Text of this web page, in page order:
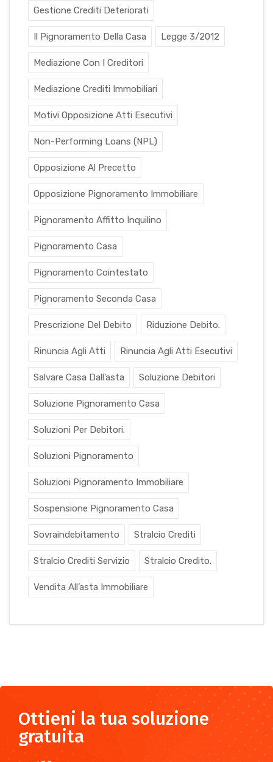
Gestione Crediti Deteriorati
Il Pignoramento Della Casa Legge 3/2012
Mediazione Con I Creditori
Mediazione Crediti Immobiliari
Motivi Opposizione Atti Esecutivi
Non-Performing Loans (NPL)
Opposizione Al Precetto
Opposizione Pignoramento Immobiliare
Pignoramento Affitto Inquilino
Pignoramento Casa
Pignoramento Cointestato
Pignoramento Seconda Casa
Prescrizione Del Debito Riduzione Debito.
Rinuncia Agli Atti Rinuncia Agli Atti Esecutivi
Salvare Casa Dall’asta Soluzione Debitori
Soluzione Pignoramento Casa
Soluzioni Per Debitori.
Soluzioni Pignoramento
Soluzioni Pignoramento Immobiliare
Sospensione Pignoramento Casa
Sovraindebitamento Stralcio Crediti
Stralcio Crediti Servizio Stralcio Credito.
Vendita All’asta Immobiliare
Ottieni la tua soluzione
gratuita